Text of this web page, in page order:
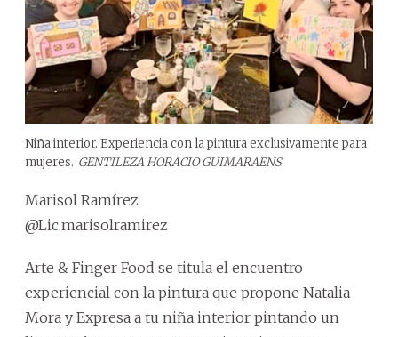
Niña interior. Experiencia con la pintura exclusivamente para
mujeres. GENTILEZA HORACIO GUIMARAENS
Marisol Ramírez
@Lic.marisolramirez
Arte & Finger Food se titula el encuentro
experiencial con la pintura que propone Natalia
Mora y Expresa a tu niña interior pintando un